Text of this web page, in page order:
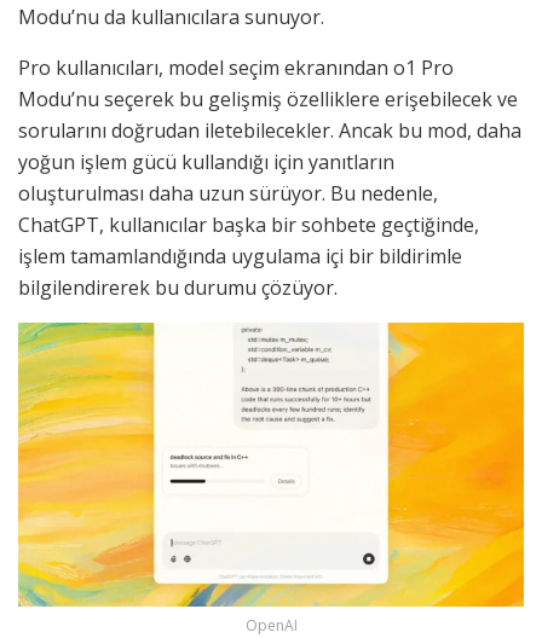
Modu’nu da kullanıcılara sunuyor.
Pro kullanıcıları, model seçim ekranından o1 Pro
Modu’nu seçerek bu gelişmiş özelliklere erişebilecek ve
sorularını doğrudan iletebilecekler. Ancak bu mod, daha
yoğun işlem gücü kullandığı için yanıtların
oluşturulması daha uzun sürüyor. Bu nedenle,
ChatGPT, kullanıcılar başka bir sohbete geçtiğinde,
işlem tamamlandığında uygulama içi bir bildirimle
bilgilendirerek bu durumu çözüyor.
OpenAI